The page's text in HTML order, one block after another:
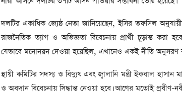
দলটির একাধিক জ্যেষ্ঠ নেতা জানিয়েছেন, ইসির তফসিল
রাজনৈতিক ত্যাগ ও অভিজ্ঞতা বিবেচনায় প্রার্থী চূড়ান্ত করা
যেভাবে মনোনয়ন দেওয়া হয়েছিল, এখানেও একই নীতি অনুসরণ
স্থায়ী কমিটির সদস্য ও বিদ্যুৎ এবং জ্বালানি মন্ত্রী ইকবাল
ও অবদান বিবেচনায় সিদ্ধান্ত নেওয়া হবে। আগের মতোই প্রবীণ-
আর্কাইভ থেকে
ভারতজুড়ে চলছে ‘মুজিব:একটি
প্রচারণা
আর্কাইভ থেকে
সাবেক প্রধানমন্ত্রী
জিয়ার মৃত্যুতে ৩ দিনের
শোক, প্রজ্ঞাপন জারি
আর্কাইভ থেকে
দেশনেত্রী বেগম খালেদা